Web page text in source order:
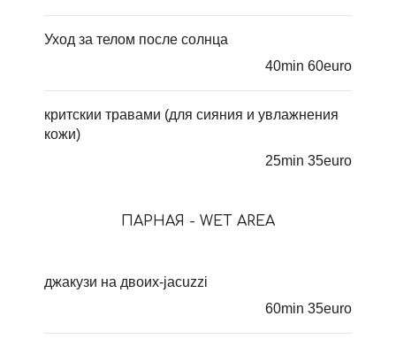
Уход за телом после солнца
40min 60euro
критскии травами (для сияния и увлажнения
кожи)
25min 35euro
ПАРНАЯ - WET AREA
джакузи на двоих-jacuzzi
60min 35euro